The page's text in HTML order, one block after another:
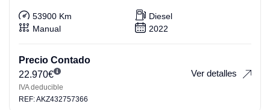
53900 Km
Diesel
Manual
2022
Precio Contado
22.970€
IVA deducible
Ver detalles
REF: AKZ432757366